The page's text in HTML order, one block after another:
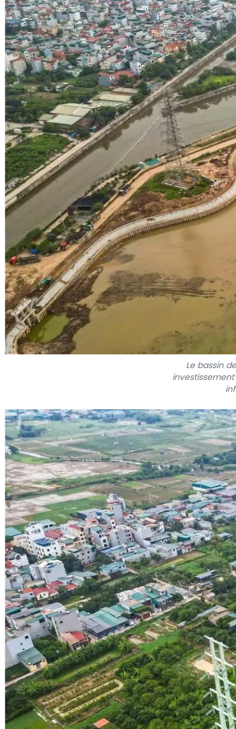
Le bassin